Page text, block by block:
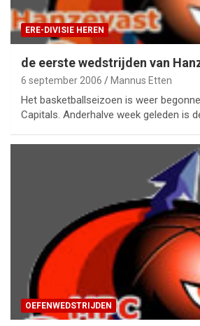
ERE-DIVISIE HEREN
de eerste wedstrijden van
6 september 2006 Mannus Etten
Het basketballseizoen is weer
Capitals. Anderhalve week geleden is
OEFENWEDSTRIJDEN